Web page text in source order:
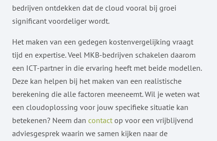
bedrijven ontdekken dat de cloud vooral bij groei
significant voordeliger wordt.
Het maken van een gedegen kostenvergelijking vraagt
tijd en expertise. Veel MKB-bedrijven schakelen daarom
een ICT-partner in die ervaring heeft met beide modellen.
Deze kan helpen bij het maken van een realistische
berekening die alle factoren meeneemt. Wil je weten wat
een cloudoplossing voor jouw specifieke situatie kan
betekenen? Neem dan contact op voor een vrijblijvend
adviesgesprek waarin we samen kijken naar de